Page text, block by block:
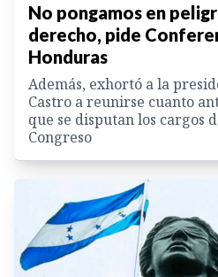
No pongamos en
derecho, pide
Honduras
Además, exhortó a la
Castro a reunirse cuanto
que se disputan los cargos
Congreso